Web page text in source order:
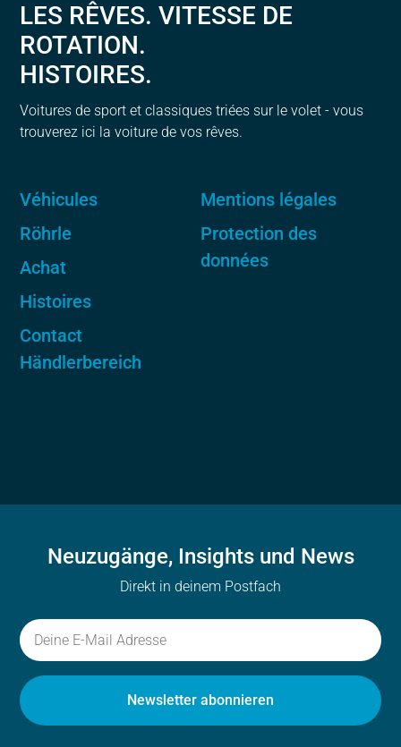
LES RÊVES. VITESSE DE
ROTATION.
HISTOIRES.
Voitures de sport et classiques triées sur le volet - vous
trouverez ici la voiture de vos rêves.
Véhicules
Röhrle
Achat
Histoires
Contact
Händlerbereich
Mentions légales
Protection des
données
Neuzugänge, Insights und News
Direkt in deinem Postfach
ADRESSE
ÉLECTRONIQUE
Newsletter abonnieren